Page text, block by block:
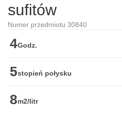
sufitów
Numer przedmiotu 30840
4Godz.
5stopień połysku
8m2/litr